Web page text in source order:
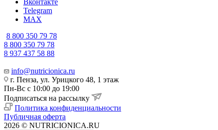
Telegram
MAX
8 800 350 79 78
8 800 350 79 78
8 937 437 58 88
info@nutricionica.ru
г. Пенза, ул. Урицкого 48, 1 этаж
Пн-Вс с 10:00 до 19:00
Подписаться на рассылку
Политика конфиденциальности
Публичная оферта
2026 © NUTRICIONICA.RU